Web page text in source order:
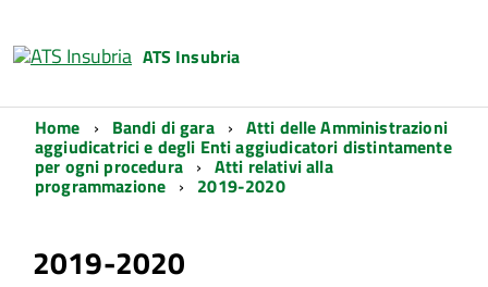
ATS Insubria
Home Bandi di gara Atti delle Amministrazioni
aggiudicatrici e degli Enti aggiudicatori distintamente
per ogni procedura Atti relativi alla
programmazione 2019-2020
2019-2020